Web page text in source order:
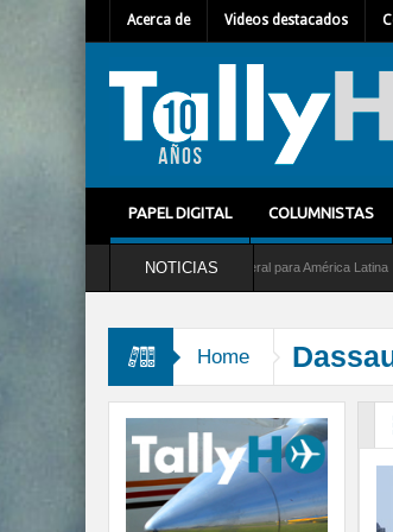
Acerca de Videos destacados
PAPEL DIGITAL COLUMNISTAS
NOTICIAS
como nuevo Director General para América Latina
Home